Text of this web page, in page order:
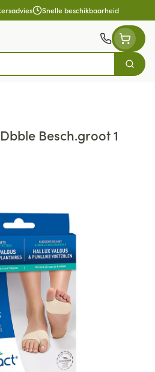
Snelle beschikbaarheid
Zoek
Besch.groot 1